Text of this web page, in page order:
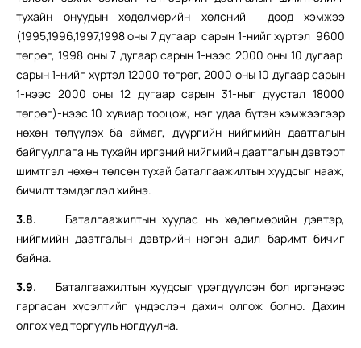
тухайн онуудын хөдөлмөрийн хөлсний доод хэмжээ
(1995,1996,1997,1998 оны 7 дугаар сарын 1-нийг хүртэл 9600
төгрөг, 1998 оны 7 дугаар сарын 1-нээс 2000 оны 10 дугаар
сарын 1-нийг хүртэл 12000 төгрөг, 2000 оны 10 дугаар сарын
1-нээс 2000 оны 12 дугаар сарын 31-ныг дуустал 18000
төгрөг)-нээс 10 хувиар тооцож, нэг удаа бүтэн хэмжээгээр
нөхөн төлүүлэх ба аймаг, дүүргийн нийгмийн даатгалын
байгууллага нь тухайн иргэний нийгмийн даатгалын дэвтэрт
шимтгэл нөхөн төлсөн тухай баталгаажилтын хуудсыг нааж,
бичилт тэмдэглэл хийнэ.
3.8. Баталгаажилтын хуудас нь хөдөлмөрийн дэвтэр,
нийгмийн даатгалын дэвтрийн нэгэн адил баримт бичиг
байна.
3.9. Баталгаажилтын хуудсыг үрэгдүүлсэн бол иргэнээс
гаргасан хүсэлтийг үндэслэн дахин олгож болно. Дахин
олгох үед торгууль ногдуулна.